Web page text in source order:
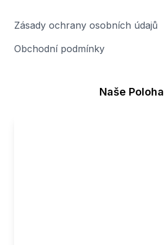
Zásady ochrany osobních údajů
Obchodní podmínky
Naše Poloha